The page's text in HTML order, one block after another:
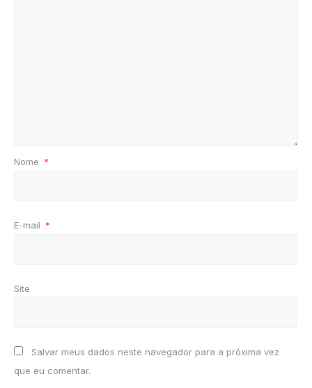
Nome *
E-mail *
Site
Salvar meus dados neste navegador para a próxima vez
que eu comentar.